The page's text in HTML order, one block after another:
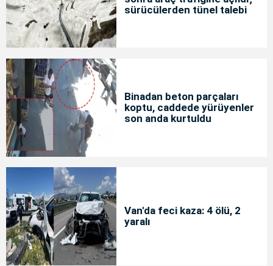
sürücülerden tünel talebi
Binadan beton parçaları
koptu, caddede yürüyenler
son anda kurtuldu
Van'da feci kaza: 4 ölü, 2
yaralı